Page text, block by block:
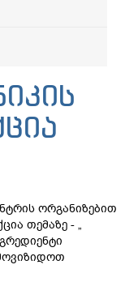
ორგანიზებით
თემაზე - „